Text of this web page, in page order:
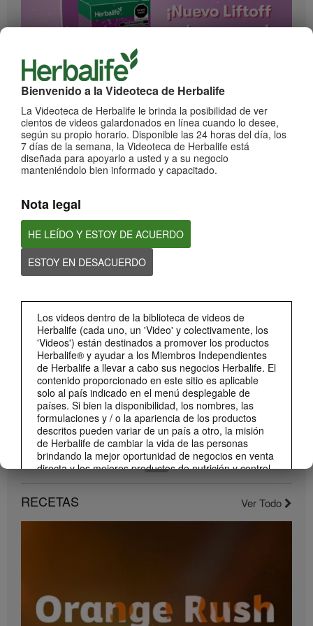
Bienvenido a la Videoteca de Herbalife
La Videoteca de Herbalife le brinda la posibilidad de ver
cientos de videos galardonados en línea cuando lo desee,
según su propio horario. Disponible las 24 horas del día, los
7 días de la semana, la Videoteca de Herbalife está
diseñada para apoyarlo a usted y a su negocio
manteniéndolo bien informado y capacitado.
Nota legal
HE LEÍDO Y ESTOY DE ACUERDO
ESTOY EN DESACUERDO
Los videos dentro de la biblioteca de videos de
Herbalife (cada uno, un 'Video' y colectivamente, los
'Videos') están destinados a promover los productos
Herbalife® y ayudar a los Miembros Independientes
de Herbalife a llevar a cabo sus negocios Herbalife. El
contenido proporcionado en este sitio es aplicable
solo al país indicado en el menú desplegable de
países. Si bien la disponibilidad, los nombres, las
formulaciones y / o la apariencia de los productos
descritos pueden variar de un país a otro, la misión
de Herbalife de cambiar la vida de las personas
brindando la mejor oportunidad de negocios en venta
directa y los mejores productos de nutrición y control
de peso son aplicable en todas partes.
Los Videos pueden incluir volúmenes de ventas o
Independientes de Herbalife que se encuentran en
financiero promedio más recientes aplicables a la
Región en la que realiza su negocio, consulte
¡Impulsa cada momento! Nuevo Liftoff sabor Moras
Conoce el nuevo sabor mora de esta bebida efervescente que le dará impulso a
cada momento
¡Dale un impulso a tu día con los nuevos sabores de Liftoff!
Conoce los nuevos sabores de Liftoff: naranja y frutas tropicales.
Compártelo con todos tus clientes y conocidos.
RECETAS Ver Todo